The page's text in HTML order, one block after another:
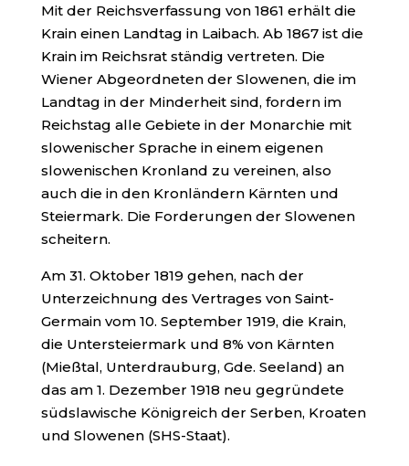
Mit der Reichsverfassung von 1861 erhält die
Krain einen Landtag in Laibach. Ab 1867 ist die
Krain im Reichsrat ständig vertreten. Die
Wiener Abgeordneten der Slowenen, die im
Landtag in der Minderheit sind, fordern im
Reichstag alle Gebiete in der Monarchie mit
slowenischer Sprache in einem eigenen
slowenischen Kronland zu vereinen, also
auch die in den Kronländern Kärnten und
Steiermark. Die Forderungen der Slowenen
scheitern.
Am 31. Oktober 1819 gehen, nach der
Unterzeichnung des Vertrages von Saint-
Germain vom 10. September 1919, die Krain,
die Untersteiermark und 8% von Kärnten
(Mießtal, Unterdrauburg, Gde. Seeland) an
das am 1. Dezember 1918 neu gegründete
südslawische Königreich der Serben, Kroaten
und Slowenen (SHS-Staat).